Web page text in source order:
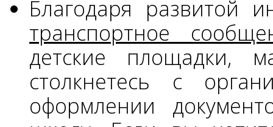
Благодаря развитой
транспортное
детские
столкнетесь с
оформлении